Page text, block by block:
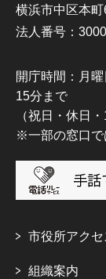
横浜市中区本
法人番号：
開庁時間：月
15分まで
（祝日・休日
※一部の窓口で
市役所アク
組織案内